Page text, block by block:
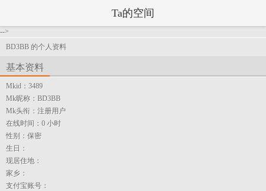
Ta的空间
-->
BD3BB 的个人资料
基本资料
Mkid： 3489
Mk昵称： BD3BB
Mk头衔： 注册用户
在线时间： 0 小时
性别： 保密
生日：
现居住地：
家乡：
支付宝账号：